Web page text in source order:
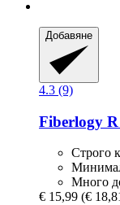
Добавяне
4.3 (9)
Fiberlogy
Строго
Много
€ 15,99 (€